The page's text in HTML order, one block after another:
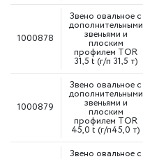
1000878
Звено овальное с
дополнительными
звеньями и
плоским
профилем TOR
31,5 t (г/п 31,5 т)
1000879
Звено овальное с
дополнительными
звеньями и
плоским
профилем TOR
45,0 t (г/п45,0 т)
Звено овальное с